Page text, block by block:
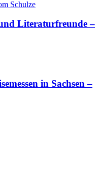
Literaturfreunde –
in Sachsen –